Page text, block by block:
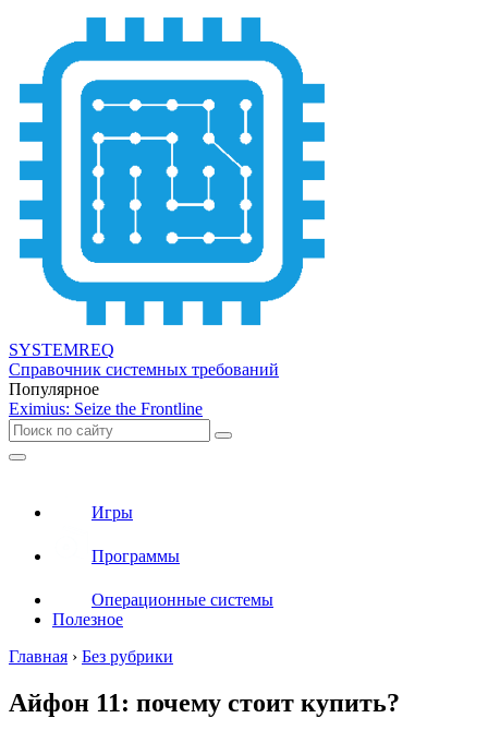
SYSTEMREQ
Справочник системных требований
Популярное
Eximius: Seize the Frontline
Игры
Программы
Операционные системы
Полезное
Главная › Без рубрики
Айфон 11: почему стоит купить?